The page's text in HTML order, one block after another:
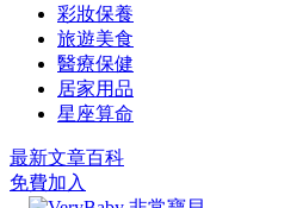
彩妝保養
旅遊美食
醫療保健
居家用品
星座算命
最新文章百科
免費加入